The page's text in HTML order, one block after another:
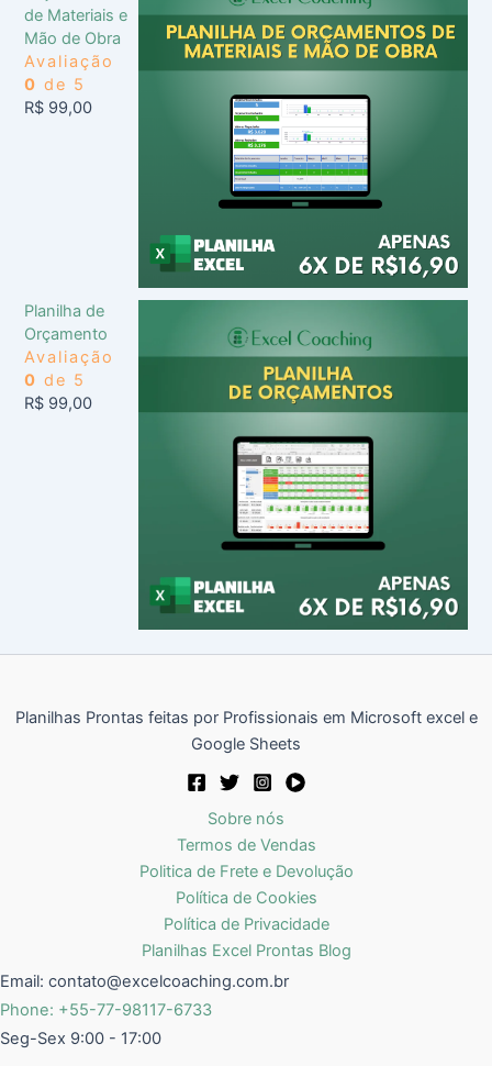
de Materiais e
Mão de Obra
Avaliação
0 de 5
R$ 99,00
Planilha de
Orçamento
Avaliação
0 de 5
R$ 99,00
Planilhas Prontas feitas por Profissionais em Microsoft excel e
Google Sheets
Sobre nós
Termos de Vendas
Politica de Frete e Devolução
Política de Cookies
Política de Privacidade
Planilhas Excel Prontas Blog
Email: contato@excelcoaching.com.br
Phone: +55-77-98117-6733
Seg-Sex 9:00 - 17:00